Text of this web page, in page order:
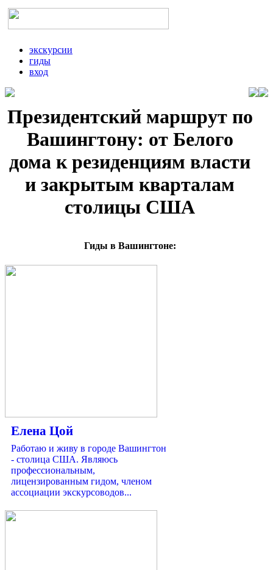
экскурсии
гиды
вход
Президентский маршрут по
Вашингтону: от Белого
дома к резиденциям власти
и закрытым кварталам
столицы США
Гиды в Вашингтоне:
Елена Цой
Работаю и живу в городе Вашингтон
- столица США. Являюсь
профессиональным,
лицензированным гидом, членом
ассоциации экскурсоводов...